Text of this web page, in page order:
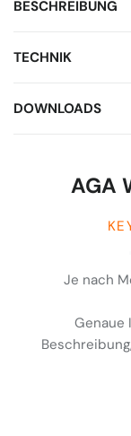
BESCHREIBUNG
TECHNIK
DOWNLOADS
AGA
Je nach
Genaue